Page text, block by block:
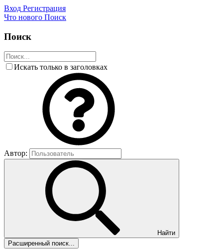
Вход Регистрация
Что нового Поиск
Поиск
Искать только в заголовках
Автор:
Найти
Расширенный поиск...